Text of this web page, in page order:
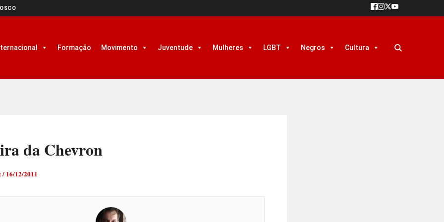
Formação Movimento Juventude Mulheres LGBT Negros Cultura
da Chevron
/ 16/12/2011